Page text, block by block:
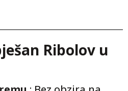
Ribolov u